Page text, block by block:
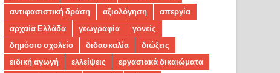
αντιφασιστική δράση
αξιολόγηση
απεργία
αρχαία Ελλάδα
γεωγραφία
γονείς
δημόσιο σχολείο
διδασκαλία
διώξεις
ειδική αγωγή
ελλείψεις
εργασιακά δικαιώματα